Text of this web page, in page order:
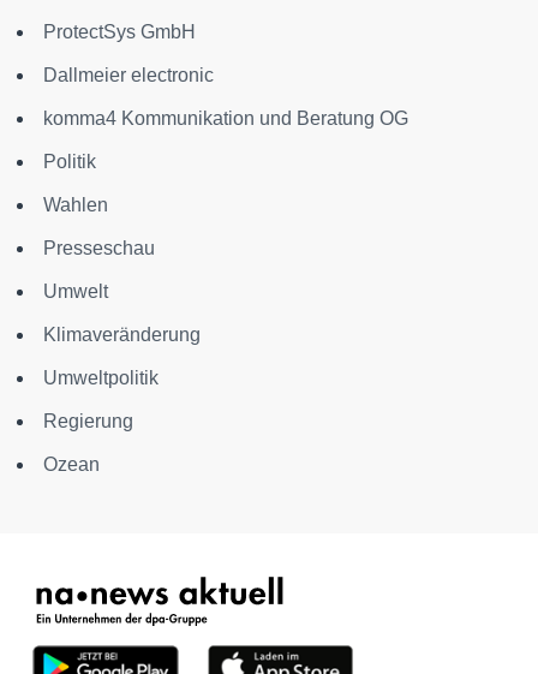
ProtectSys GmbH
Dallmeier electronic
komma4 Kommunikation und Beratung OG
Politik
Wahlen
Presseschau
Umwelt
Klimaveränderung
Umweltpolitik
Regierung
Ozean